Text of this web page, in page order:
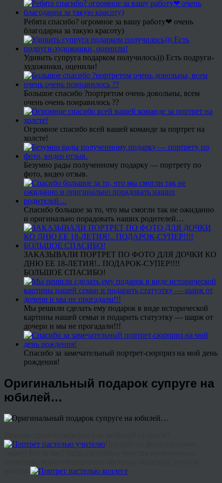
Ребята спасибо? огромное за вашу работу❤ очень
благодарна за такую красоту)
Удивить супруга подарком получилось))) Есть подруги-
художники, оценили!
Большое спасибо ?портретом очень довольны, всем
очень очень понравилось ??
Огромное спасибо всей вашей команде за портрет на
холсте!
Безумно рады полученному подарку — портрету по
фото, видео отзыв.
Спасибо большое за то, что мы смогли так не ожиданно
и оригинально порадовать наших родителей…
ЗАКАЗЫВАЛИ ПОРТРЕТ ПО ФОТО ДЛЯ ДОЧКИ КО
ДНЮ ЕЕ 18-ЛЕТИЯ!.. ПОДАРОК-СУПЕР!!!!
БОЛЬШОЕ СПАСИБО!
Мы решили сделать ему подарок в виде исторической
картины нашей семьи и подарить статуэтку — шарж от
дочери и мы не прогадали!!!
Спасибо за замечательный портрет-сюрприз на мой день
рождения!
Оригинальный подарок супруге на
юбилей…